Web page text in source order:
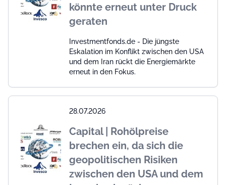
könnte erneut unter Druck
geraten
Investmentfonds.de - Die jüngste
Eskalation im Konflikt zwischen den USA
und dem Iran rückt die Energiemärkte
erneut in den Fokus.
28.07.2026
Capital | Rohölpreise
brechen ein, da sich die
geopolitischen Risiken
zwischen den USA und dem